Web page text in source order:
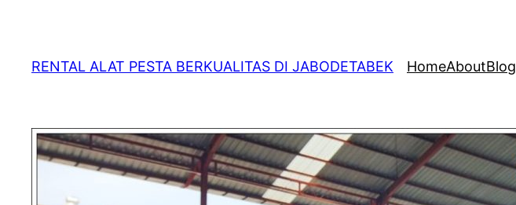
RENTAL ALAT PESTA BERKUALITAS DI JABODETABEK HomeAboutBlog